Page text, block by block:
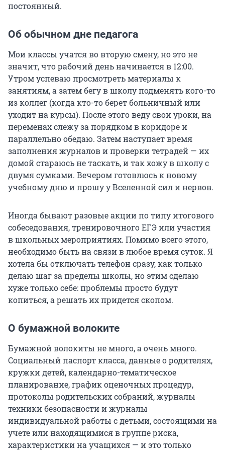
постоянный.
Об обычном дне педагога
Мои классы учатся во вторую смену, но это не
значит, что рабочий день начинается в 12:00.
Утром успеваю просмотреть материалы к
занятиям, а затем бегу в школу подменять кого-то
из коллег (когда кто-то берет больничный или
уходит на курсы). После этого веду свои уроки, на
переменах слежу за порядком в коридоре и
параллельно обедаю. Затем наступает время
заполнения журналов и проверки тетрадей — их
домой стараюсь не таскать, и так хожу в школу с
двумя сумками. Вечером готовлюсь к новому
учебному дню и прошу у Вселенной сил и нервов.
Иногда бывают разовые акции по типу итогового
собеседования, тренировочного ЕГЭ или участия
в школьных мероприятиях. Помимо всего этого,
необходимо быть на связи в любое время суток. Я
хотела бы отключать телефон сразу, как только
делаю шаг за пределы школы, но этим сделаю
хуже только себе: проблемы просто будут
копиться, а решать их придется скопом.
О бумажной волоките
Бумажной волокиты не много, а очень много.
Социальный паспорт класса, данные о родителях,
кружки детей, календарно-тематическое
планирование, график оценочных процедур,
протоколы родительских собраний, журналы
техники безопасности и журналы
индивидуальной работы с детьми, состоящими на
учете или находящимися в группе риска,
характеристики на учащихся — и это только